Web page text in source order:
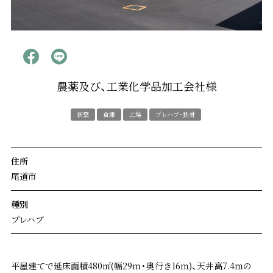
お問い合わせ/資料請求
プライバシーポリシー
農薬及び、工業化学品加工会社様
新築 倉庫 工場 プレハブ・鉄骨
住所
尾道市
種別
プレハブ
平屋建てで延床面積480㎡(幅29ｍ・奥行き16ｍ)、天井高7.4ｍの